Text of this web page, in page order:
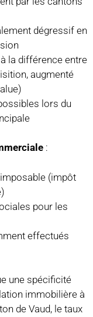
dégressif en
la différence entre
augmenté
lors du
:
(impôt
pour les
effectués
une spécificité
immobilière à
de Vaud, le taux